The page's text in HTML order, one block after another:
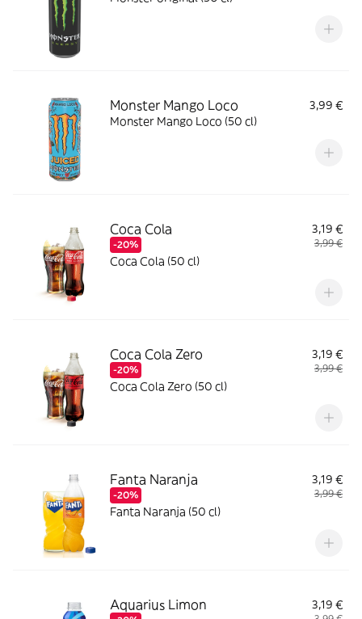
Monster Mango Loco
3,99 €
Monster Mango Loco (50 cl)
Coca Cola
-20%
3,19 €
3,99 €
Coca Cola (50 cl)
Coca Cola Zero
-20%
3,19 €
3,99 €
Coca Cola Zero (50 cl)
Fanta Naranja
-20%
3,19 €
3,99 €
Fanta Naranja (50 cl)
Aquarius Limon 3,19 €